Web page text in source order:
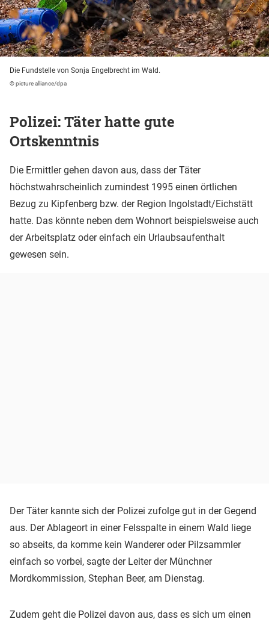
Die Fundstelle von Sonja Engelbrecht im Wald.
© picture alliance/dpa
Polizei: Täter hatte gute
Ortskenntnis
Die Ermittler gehen davon aus, dass der Täter
höchstwahrscheinlich zumindest 1995 einen örtlichen
Bezug zu Kipfenberg bzw. der Region Ingolstadt/Eichstätt
hatte. Das könnte neben dem Wohnort beispielsweise auch
der Arbeitsplatz oder einfach ein Urlaubsaufenthalt
gewesen sein.
Der Täter kannte sich der Polizei zufolge gut in der Gegend
aus. Der Ablageort in einer Felsspalte in einem Wald liege
so abseits, da komme kein Wanderer oder Pilzsammler
einfach so vorbei, sagte der Leiter der Münchner
Mordkommission, Stephan Beer, am Dienstag.
Zudem geht die Polizei davon aus, dass es sich um einen